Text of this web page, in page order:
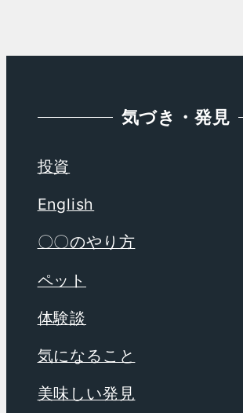
気づき・発見
投資
English
〇〇のやり方
ペット
体験談
気になること
美味しい発見